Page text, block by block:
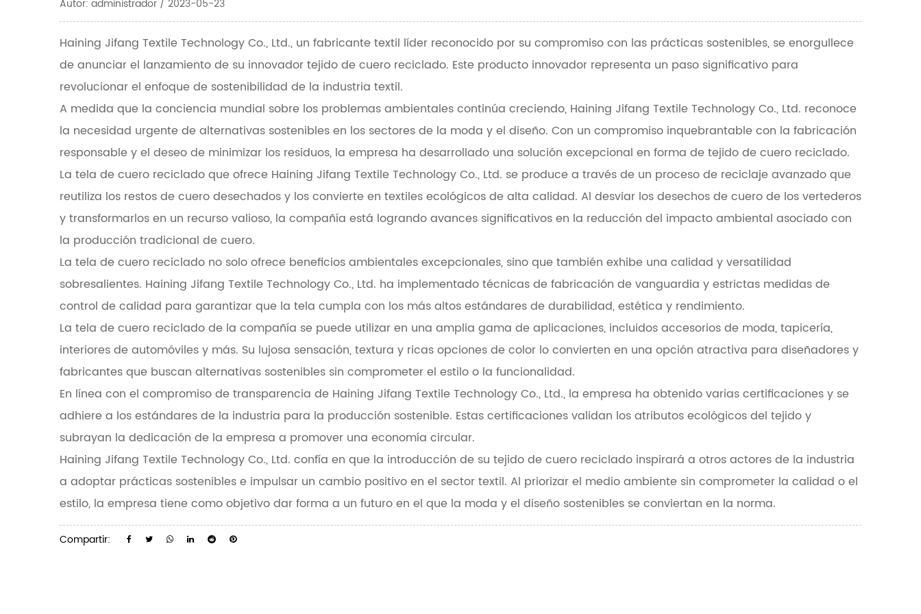
Autor: administrador / 2023-05-23
Haining Jifang Textile Technology Co., Ltd., un fabricante textil líder reconocido por su compromiso con las prácticas sostenibles, se enorgullece
de anunciar el lanzamiento de su innovador tejido de cuero reciclado. Este producto innovador representa un paso significativo para
revolucionar el enfoque de sostenibilidad de la industria textil.
A medida que la conciencia mundial sobre los problemas ambientales continúa creciendo, Haining Jifang Textile Technology Co., Ltd. reconoce
la necesidad urgente de alternativas sostenibles en los sectores de la moda y el diseño. Con un compromiso inquebrantable con la fabricación
responsable y el deseo de minimizar los residuos, la empresa ha desarrollado una solución excepcional en forma de tejido de cuero reciclado.
La tela de cuero reciclado que ofrece Haining Jifang Textile Technology Co., Ltd. se produce a través de un proceso de reciclaje avanzado que
reutiliza los restos de cuero desechados y los convierte en textiles ecológicos de alta calidad. Al desviar los desechos de cuero de los vertederos
y transformarlos en un recurso valioso, la compañía está logrando avances significativos en la reducción del impacto ambiental asociado con
la producción tradicional de cuero.
La tela de cuero reciclado no solo ofrece beneficios ambientales excepcionales, sino que también exhibe una calidad y versatilidad
sobresalientes. Haining Jifang Textile Technology Co., Ltd. ha implementado técnicas de fabricación de vanguardia y estrictas medidas de
control de calidad para garantizar que la tela cumpla con los más altos estándares de durabilidad, estética y rendimiento.
La tela de cuero reciclado de la compañía se puede utilizar en una amplia gama de aplicaciones, incluidos accesorios de moda, tapicería,
interiores de automóviles y más. Su lujosa sensación, textura y ricas opciones de color lo convierten en una opción atractiva para diseñadores y
fabricantes que buscan alternativas sostenibles sin comprometer el estilo o la funcionalidad.
En línea con el compromiso de transparencia de Haining Jifang Textile Technology Co., Ltd., la empresa ha obtenido varias certificaciones y se
adhiere a los estándares de la industria para la producción sostenible. Estas certificaciones validan los atributos ecológicos del tejido y
subrayan la dedicación de la empresa a promover una economía circular.
Haining Jifang Textile Technology Co., Ltd. confía en que la introducción de su tejido de cuero reciclado inspirará a otros actores de la industria
a adoptar prácticas sostenibles e impulsar un cambio positivo en el sector textil. Al priorizar el medio ambiente sin comprometer la calidad o el
estilo, la empresa tiene como objetivo dar forma a un futuro en el que la moda y el diseño sostenibles se conviertan en la norma.
Compartir: